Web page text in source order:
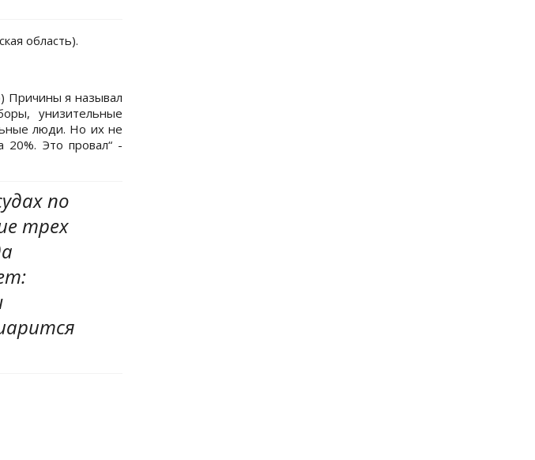
область).
Причины я называл
унизительные
люди. Но их не
20%. Это провал“ -
по
трех